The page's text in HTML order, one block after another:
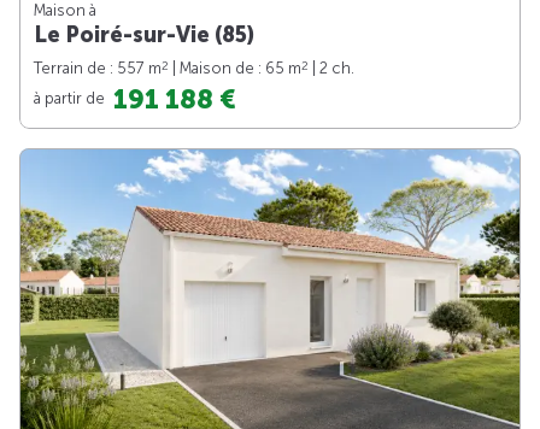
Maison à
Le Poiré-sur-Vie (85)
Terrain de : 557 m2 | Maison de : 65 m2
| 2 ch.
à partir de 191 188 €